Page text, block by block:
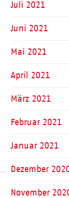
Juli 2021
Juni 2021
Mai 2021
April 2021
März 2021
Februar 2021
Januar 2021
Dezember
November